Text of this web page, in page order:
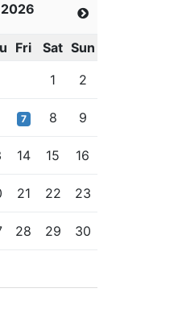
Fri Sat Sun
1
2
7 8 9
14 15 16
21 22 23
28 29 30